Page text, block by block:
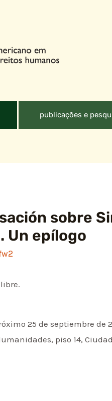
publicações e
sobre
Un epílogo
25 de septiembre de
piso 14,